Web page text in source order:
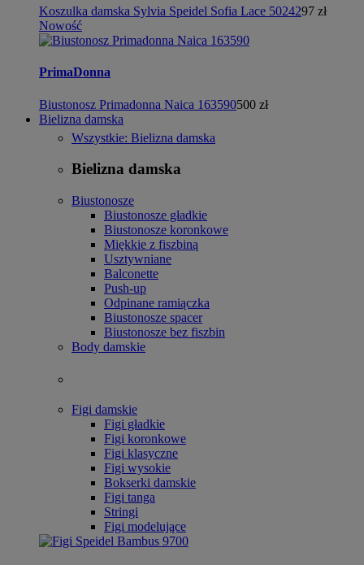
Koszulka damska Sylvia Speidel Sofia Lace 5024297 zł
Nowość
PrimaDonna
Biustonosz Primadonna Naica 163590500 zł
Bielizna damska
Wszystkie: Bielizna damska
Bielizna damska
Biustonosze
Biustonosze gładkie
Biustonosze koronkowe
Miękkie z fiszbiną
Usztywniane
Balconette
Push-up
Odpinane ramiączka
Biustonosze spacer
Biustonosze bez fiszbin
Body damskie
Figi damskie
Figi gładkie
Figi koronkowe
Figi klasyczne
Figi wysokie
Bokserki damskie
Figi tanga
Stringi
Figi modelujące